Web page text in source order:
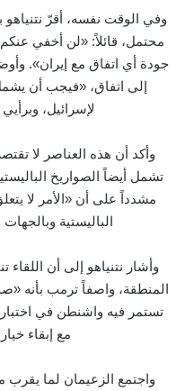
وفي الوقت نفسه، أقرّ
محتمل، قائلاً: «لن أخفي
جودة أي اتفاق مع إيران».
إلى اتفاق، «فيجب أن يشمل
لإسرائيل،
وأكد أن هذه العناصر لا
تشمل أيضاً الصواريخ
مشدداً على أن «الأمر لا
الباليستية
وأشار نتنياهو إلى أن
المنطقة، واصفاً ترمب بأنه
تستمر فيه واشنطن في
مع إبقاء
واجتمع الزعيمان لما